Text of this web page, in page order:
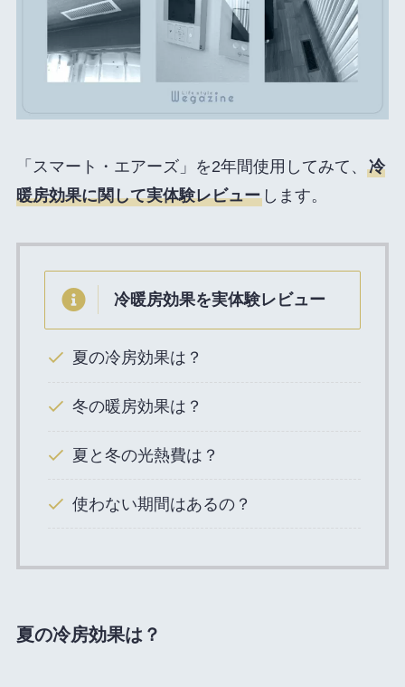
「スマート・エアーズ」を2年間使用してみて、 冷
暖房効果に関して実体験レビューします。
冷暖房効果を実体験レビュー
夏の冷房効果は？
冬の暖房効果は？
夏と冬の光熱費は？
使わない期間はあるの？
夏の冷房効果は？